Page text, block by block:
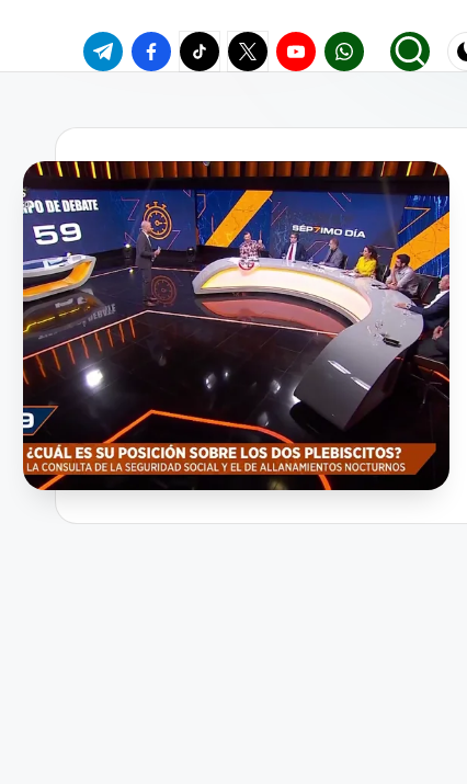
TelegramFacebook
TikTokTwitterYoutubeWhatsApp